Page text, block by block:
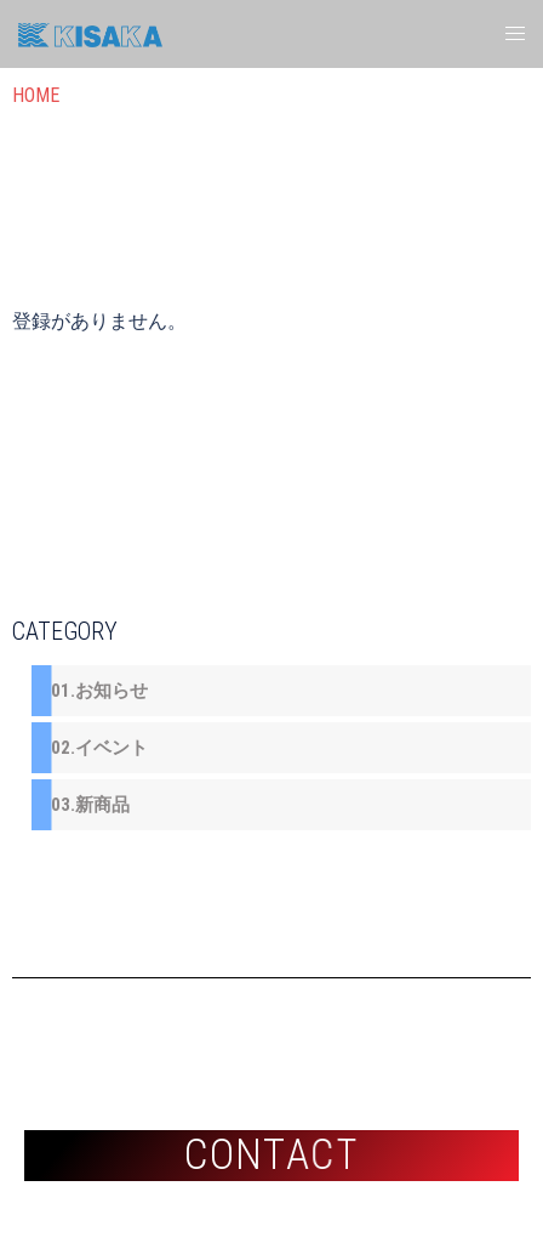
HOME
登録がありません。
CATEGORY
01.お知らせ
02.イベント
03.新商品
CONTACT
CONTACT